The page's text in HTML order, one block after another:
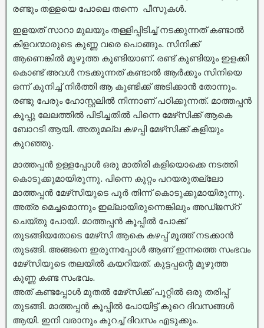
രണ്ടും തള്ളയെ പോലെ തന്നെ പീസുകൾ.
ഇളയത് സാറാ മുലയും തള്ളിപ്പിടിച്ച്‌ നടക്കുന്നത് കണ്ടാൽ
കിളവന്മാരുടെ കുണ്ണ വരെ പൊങ്ങും. സിനിക്ക്
ആണെങ്കിൽ മുഴുത്ത കുണ്ടിയാണ്. രണ്ട് കുണ്ടിയും ഇളക്കി
കൊണ്ട് അവൾ നടക്കുന്നത് കണ്ടാൽ ആർക്കും സിനിയെ
ഒന്ന് കുനിച്ച്‌ നിർത്തി ആ കുണ്ടിക്ക് അടിക്കാൻ തോന്നും.
രണ്ടു പേരും ഹോസ്റ്റലിൽ നിന്നാണ് പഠിക്കുന്നത്. മാത്തപ്പൻ
കൂപ്പു ലേലത്തിൽ പിടിച്ചതിൽ പിന്നെ മേഴ്‌സിക്ക് ആകെ
ബോറടി ആയി. അതുമല്ല കഴപ്പി മേഴ്‌സിക്ക് കളിയും
കുറഞ്ഞു.
മാത്തപ്പൻ ഉള്ളപ്പോൾ ഒരു മാതിരി കളിയൊക്കെ നടത്തി
കൊടുക്കുമായിരുന്നു. പിന്നെ കുറ്റം പറയരുതല്ലോ
മാത്തപ്പൻ മേഴ്‌സിയുടെ പൂർ തിന്ന് കൊടുക്കുമായിരുന്നു.
അത്ര മെച്ചമൊന്നും ഇല്ലായിരുന്നെങ്കിലും അഡ്ജസ്റ്
ചെയ്തു പോയി. മാത്തപ്പൻ കൂപ്പിൽ പോക്ക്
തുടങ്ങിയതോടെ മേഴ്‌സി ആകെ കഴപ്പ് മൂത്ത് നടക്കാൻ
തുടങ്ങി. അങ്ങനെ ഇരുന്നപ്പോൾ ആണ് ഇന്നത്തെ സംഭവം
മേഴ്‌സിയുടെ തലയിൽ കയറിയത്. കുട്ടപ്പന്റെ മുഴുത്ത
കുണ്ണ കണ്ട സംഭവം.
അത് കണ്ടപ്പോൾ മുതൽ മേഴ്‌സിക്ക് പൂറ്റിൽ ഒരു തരിപ്പ്
തുടങ്ങി. മാത്തപ്പൻ കൂപ്പിൽ പോയിട്ട് കുറെ ദിവസങ്ങൾ
ആയി. ഇനി വരാനും കുറച്ച്‌ ദിവസം എടുക്കും.